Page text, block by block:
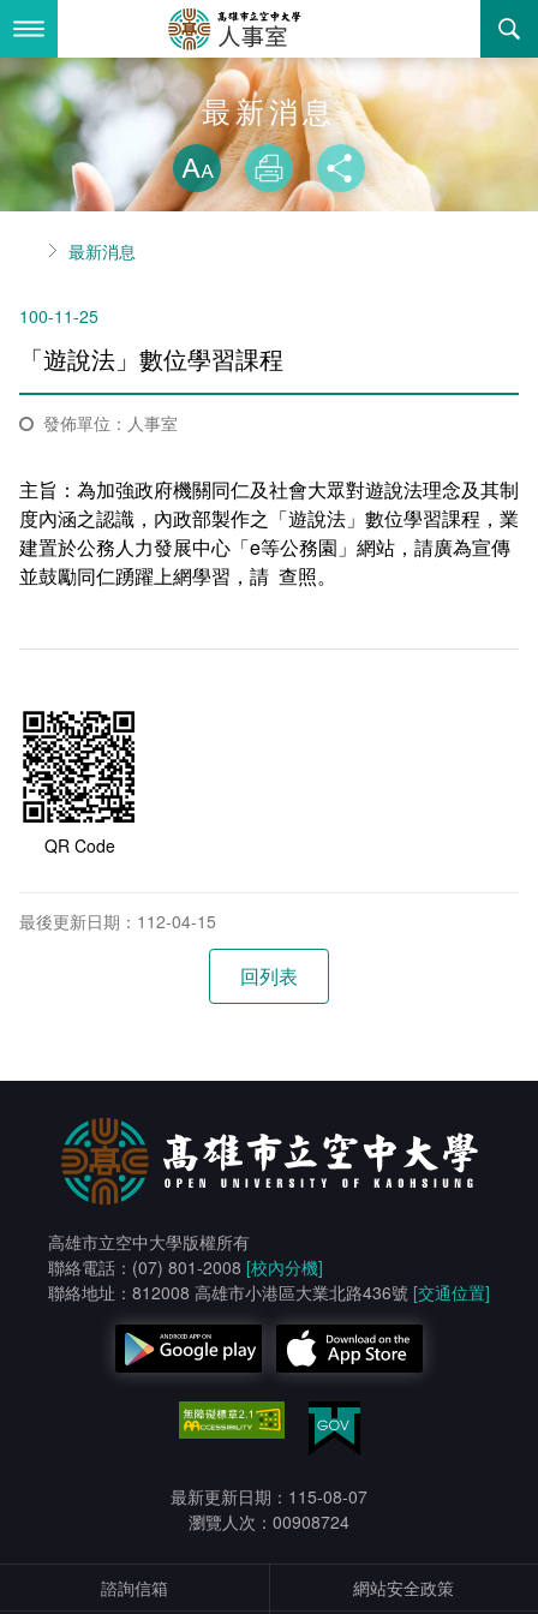
到
要
內
容
最新消息
關於我們
組織職掌
聯絡資訊
活動花絮
諮詢信箱
業務服務
法令規章
性騷擾防治專區
性別平等專區
教師申訴評議委員會
常見問答
相關連結
書表下載
回空大首頁
最新消息
略過字型切
放大
列印 分享
首頁最新消息
100-11-25
「遊說法」數位學習課程
發佈單位：人事室
主旨：為加強政府機關同仁及社會大眾對遊說法理念及其制
度內涵之認識，內政部製作之「遊說法」數位學習課程，業
建置於公務人力發展中心「e等公務園」網站，請廣為宣傳
並鼓勵同仁踴躍上網學習，請 查照。
QR Code
最後更新日期：112-04-15
高雄市立空中大學版權所有
聯絡電話：(07) 801-2008 [校內分機]
聯絡地址：812008 高雄市小港區大業北路436號 [交通位置]
最新更新日期：115-08-07
瀏覽人次：00908724
諮詢信箱 網站安全政策